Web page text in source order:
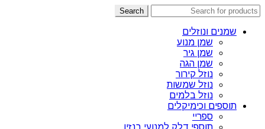
Search
שמנים ונוזלים
שמן מנוע
שמן גיר
שמן הגה
נוזל קירור
נוזל שמשות
נוזל בלמים
תוספים וכימיקלים
ספריי
תוספי דלק למנועי בנזין